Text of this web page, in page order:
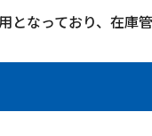
なっており、在庫管